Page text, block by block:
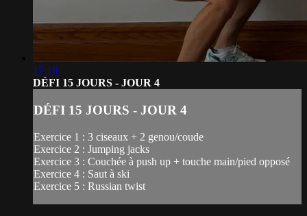
17:18
DÉFI 15 JOURS - JOUR 4
DÉFI 15 JOURS - JOUR 4
Exercice 1 : 3 ciseaux + 2 genou/coude
Exercice 2 : Jumping jacks
Exercice 3 : Couchée à push up + touche main/pied opposé
Exercice 4 : Saut à ski
Exercice 5 : Russian twist